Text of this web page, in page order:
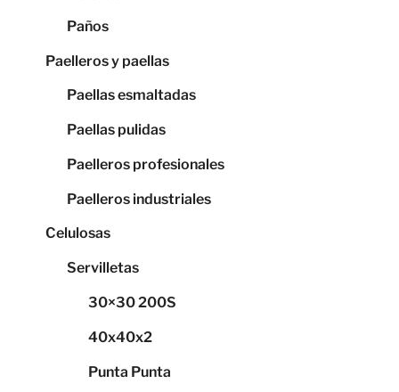
Paños
Paelleros y paellas
Paellas esmaltadas
Paellas pulidas
Paelleros profesionales
Paelleros industriales
Celulosas
Servilletas
30×30 200S
40x40x2
Punta Punta